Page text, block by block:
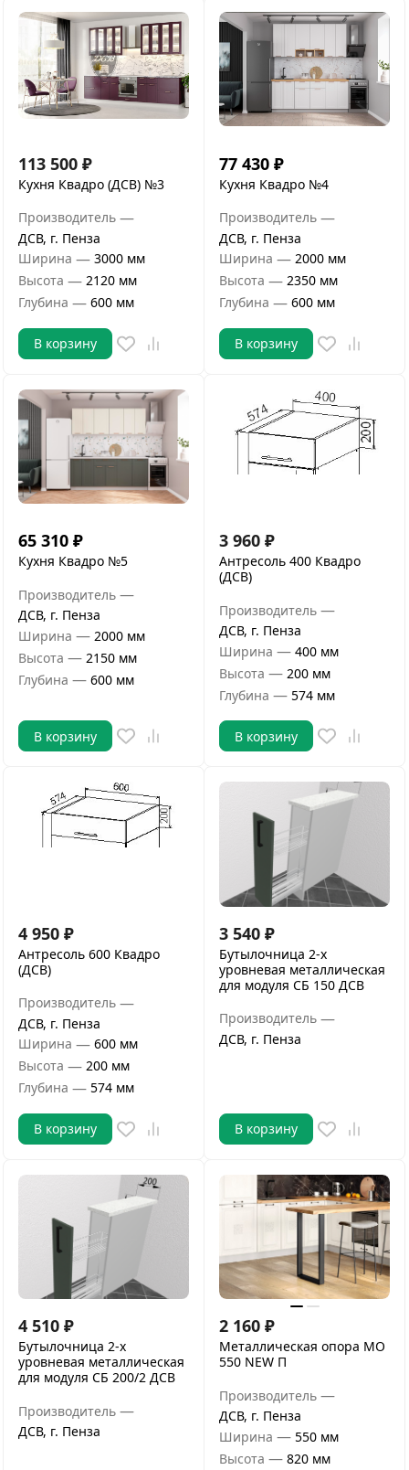
113 500 ₽
Кухня Квадро (ДСВ) №3
Производитель —
ДСВ, г. Пенза
Ширина — 3000 мм
Высота — 2120 мм
Глубина — 600 мм
В корзину
77 430 ₽
Кухня Квадро №4
Производитель —
ДСВ, г. Пенза
Ширина — 2000 мм
Высота — 2350 мм
Глубина — 600 мм
В корзину
65 310 ₽
Кухня Квадро №5
Производитель —
ДСВ, г. Пенза
Ширина — 2000 мм
Высота — 2150 мм
Глубина — 600 мм
В корзину
3 960 ₽
Антресоль 400 Квадро
(ДСВ)
Производитель —
ДСВ, г. Пенза
Ширина — 400 мм
Высота — 200 мм
Глубина — 574 мм
В корзину
4 950 ₽
Антресоль 600 Квадро
(ДСВ)
Производитель —
ДСВ, г. Пенза
Ширина — 600 мм
Высота — 200 мм
Глубина — 574 мм
В корзину
3 540 ₽
Бутылочница 2-х
уровневая металлическая
для модуля СБ 150 ДСВ
Производитель —
ДСВ, г. Пенза
В корзину
4 510 ₽
Бутылочница 2-х
уровневая металлическая
для модуля СБ 200/2 ДСВ
Производитель —
ДСВ, г. Пенза
2 160 ₽
Металлическая опора МО
550 NEW П
Производитель —
ДСВ, г. Пенза
Ширина — 550 мм
Высота — 820 мм